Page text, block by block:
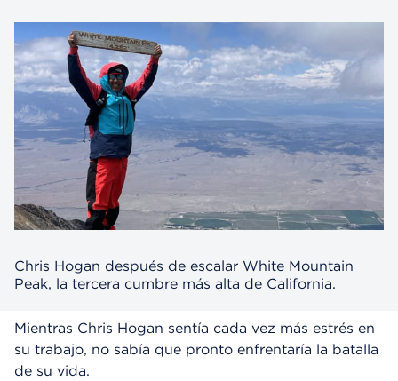
Chris Hogan después de escalar White Mountain
Peak, la tercera cumbre más alta de California.
Mientras Chris Hogan sentía cada vez más estrés en
su trabajo, no sabía que pronto enfrentaría la batalla
de su vida.